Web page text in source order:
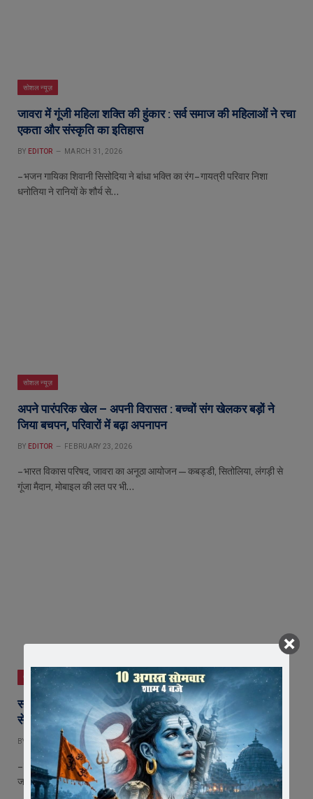
सोशल न्यूज़
जावरा में गूंजी महिला शक्ति की हुंकार : सर्व समाज की महिलाओं ने रचा
एकता और संस्कृति का इतिहास
BY EDITOR MARCH 31, 2026
– भजन गायिका शिवानी सिसोदिया ने बांधा भक्ति का रंग – गायत्री परिवार निशा
धनोतिया ने रानियों के शौर्य से…
सोशल न्यूज़
अपने पारंपरिक खेल – अपनी विरासत : बच्चों संग खेलकर बड़ों ने
जिया बचपन, परिवारों में बढ़ा अपनापन
BY EDITOR FEBRUARY 23, 2026
– भारत विकास परिषद, जावरा का अनूठा आयोजन — कबड्डी, सितोलिया, लंगड़ी से
गूंजा मैदान, मोबाइल की लत पर भी…
सोशल न्यूज़
सर्द रातों में करुणा की लौ : जैन सोशल ग्रुप मेन की ‘रात्रि कंबल
सेवा’ बनी मानवता की नई मिसाल
BY DECEMBER 2, 2025
– जावरा में जरूरतमंदों तक आधी रात को पहुँची सेवा, बिना नाम-गौरव के ओढ़ाए कंबल
जावरा। ठिठुरती सर्द रातें ……